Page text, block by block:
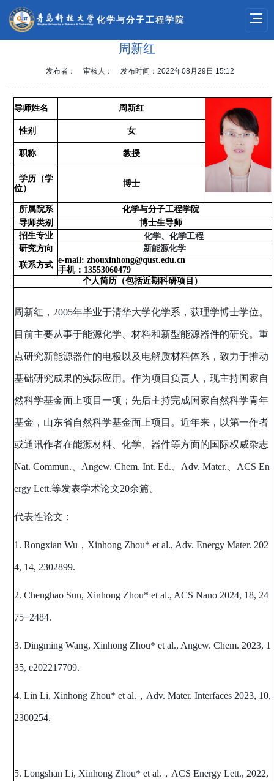
化学与分子工程学院
周新红
发布者： 审核人： 发布时间：2022年08月29日 15:12
导师姓名 周新红
性别 女
职称 教授
学历（学
位）
博士
所属院系
化学与分子工程学院
导师类别
博士生导师
招生专业
化学、化学工程
研究方向
新能源化学
联系方式
e-mail: zhouxinhong@qust.edu.cn
手机： 13553060479
个人简历（包括近期科研项目）
周新红， 2005年毕业于清华大学化学系，获理学博士学位。
目前主要从事于能源化学、材料和新型能源器件的研究。重
点研究新能源器件的电极以及电解质材料体系，致力于推动
基础研究成果的实际应用。作为项目负责人，现主持国家自
然科学基金面上项目一项；先后主持完成国家自然科学青年
基金，山东省自然科学基金面上项目。近年来，以第一作者
或通讯作者在能源材料、化学、器件等方面的国际权威杂志
Nat. Commun. Angew. Chem. Int. Ed. Adv. Mater. ACS En
ergy Lett.等发表学术论文20余篇。
代表性论文：
1. Rongxian Wu ， Xinhong Zhou* et al., Adv. Energy Mater. 202
4, 14, 2302899.
2. Chenghao Sun, Xinhong Zhou* et al., ACS Nano 2024, 18, 24
75−2484.
3. Dingming Wang, Xinhong Zhou* et al., Angew. Chem. 2023, 1
35, e202217709.
4. Lin Li, Xinhong Zhou* et al. ， Adv. Mater. Interfaces 2023, 10,
2300254.
5. Longshan Li, Xinhong Zhou* et al. ， ACS Energy Lett., 2022,